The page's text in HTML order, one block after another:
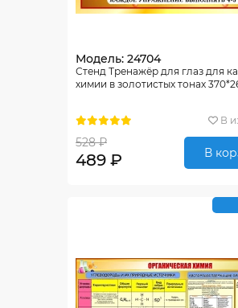
Модель: 24704
Стенд Тренажёр для глаз для
химии в золотистых тонах
В
528 ₽
489 ₽ В